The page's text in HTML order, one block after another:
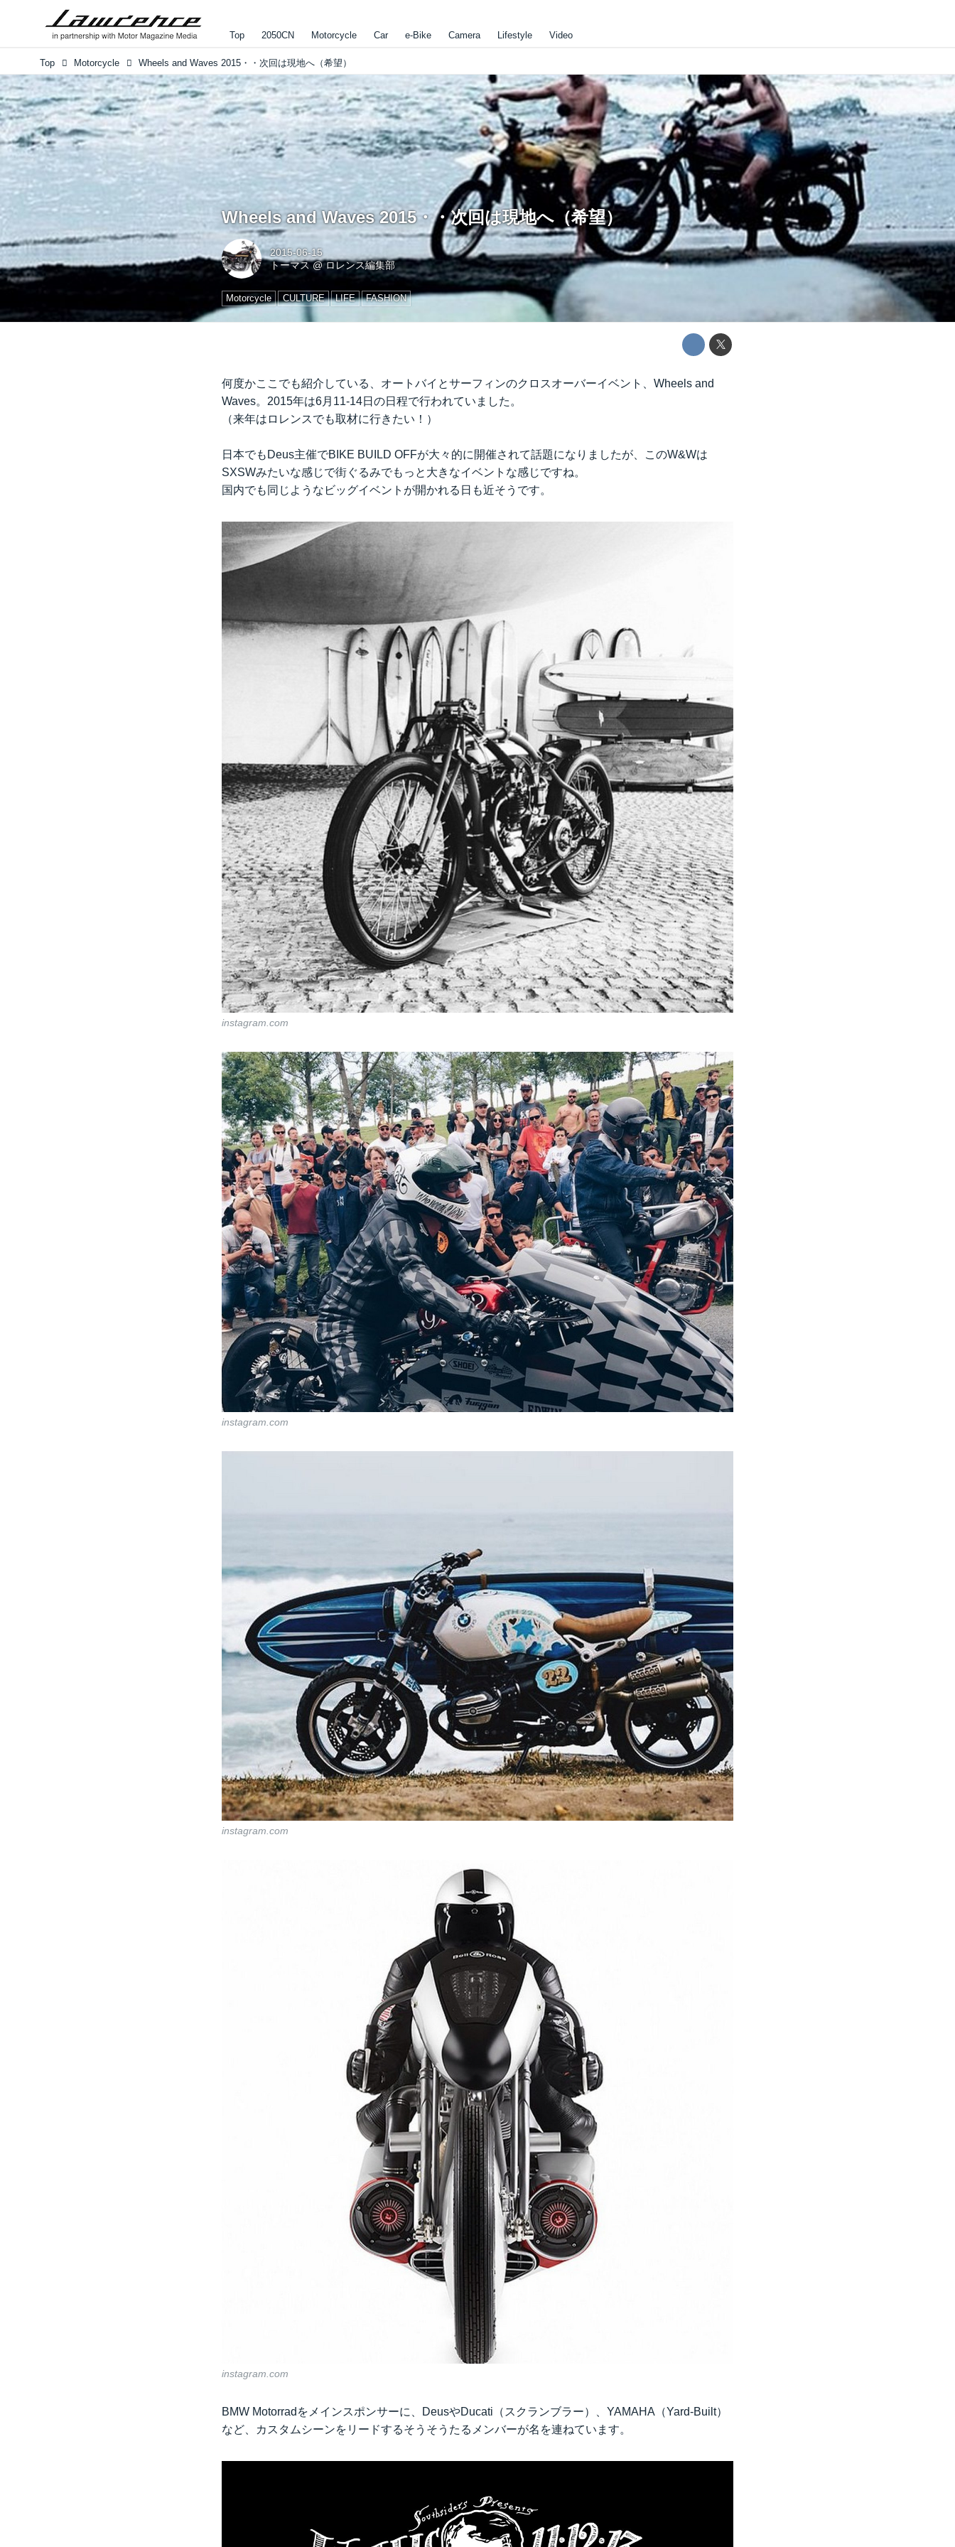
Top 2050CN Motorcycle Car e-Bike Camera Lifestyle Video
Top Motorcycle Wheels and Waves 2015・・次回は現地へ（希望）
Wheels and Waves 2015・・次回は現地へ（希望）
2015-06-15
トーマス@ロレンス編集部
Motorcycle CULTURE LIFE FASHION
何度かここでも紹介している、オートバイとサーフィンのクロスオーバーイベント、Wheels and
Waves。2015年は6月11-14日の日程で行われていました。
（来年はロレンスでも取材に行きたい！）
日本でも Deus主催でBIKE BUILD OFFが大々的に開催されて話題になりましたが、このW&Wは
SXSWみたいな感じで街ぐるみでもっと大きなイベントな感じですね。
国内でも同じようなビッグイベントが開かれる日も近そうです。
instagram.com
instagram.com
instagram.com
instagram.com
BMW Motorradをメインスポンサーに、DeusやDucati（スクランブラー）、YAMAHA（Yard-Built）
など、カスタムシーンをリードするそうそうたるメンバーが名を連ねています。